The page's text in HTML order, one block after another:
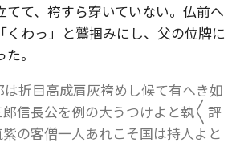
てて、袴すら穿いていない。仏前へ
くわっ」と鷲掴みにし、父の位牌に
。
折目高成肩灰袴めし候て有へき如
信長公を例の大うつけよと執〳〵評
の客僧一人あれこそ国は持人よと